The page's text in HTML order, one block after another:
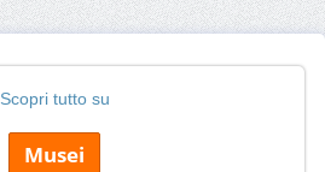
Scopri tutto su
Musei